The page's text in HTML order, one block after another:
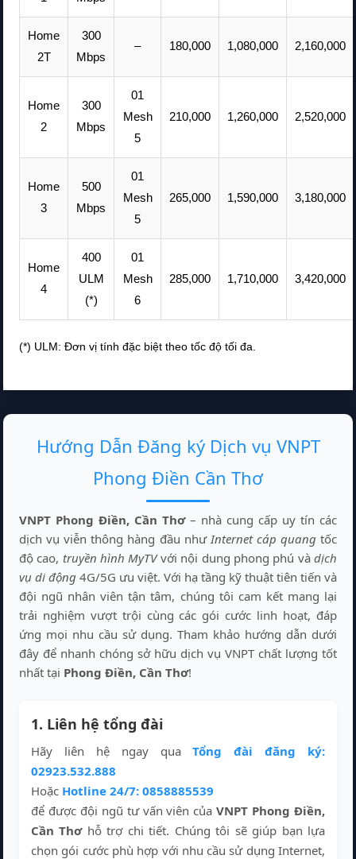
Home
2T
300
Mbps
– 180,000 1,080,000 2,160,000
Home
2
300
Mbps
01
Mesh
5
210,000 1,260,000 2,520,000
Home
3
500
Mbps
01
Mesh
5
265,000 1,590,000 3,180,000
Home
4
400
ULM
(*)
01
Mesh
6
285,000 1,710,000 3,420,000
(*) ULM: Đơn vị tính đặc biệt theo tốc độ tối đa.
Hướng Dẫn Đăng ký Dịch vụ VNPT
Phong Điền Cần Thơ
VNPT Phong Điền, Cần Thơ– nhà cung cấp uy tín các
dịch vụ viễn thông hàng đầu như Internet cáp quangtốc
độ cao, truyền hình MyTVvới nội dung phong phú vàdịch
vụ di động 4G/5G ưu việt. Với hạ tầng kỹ thuật tiên tiến và
đội ngũ nhân viên tận tâm, chúng tôi cam kết mang lại
trải nghiệm vượt trội cùng các gói cước linh hoạt, đáp
ứng mọi nhu cầu sử dụng. Tham khảo hướng dẫn dưới
đây để nhanh chóng sở hữu dịch vụ VNPT chất lượng tốt
nhất tại Phong Điền, Cần Thơ!
1. Liên hệ tổng đài
Hãy liên hệ ngay quaTổng đài đăng ký:
02923.532.888
Hoặc Hotline 24/7: 0858885539
để được đội ngũ tư vấn viên củaVNPT Phong Điền,
Cần Thơhỗ trợ chi tiết. Chúng tôi sẽ giúp bạn lựa
chọn gói cước phù hợp với nhu cầu sử dụng Internet,